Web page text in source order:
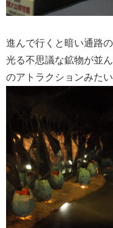
進んで行くと暗い通路
光る不思議な鉱物が並
のアトラクションみた